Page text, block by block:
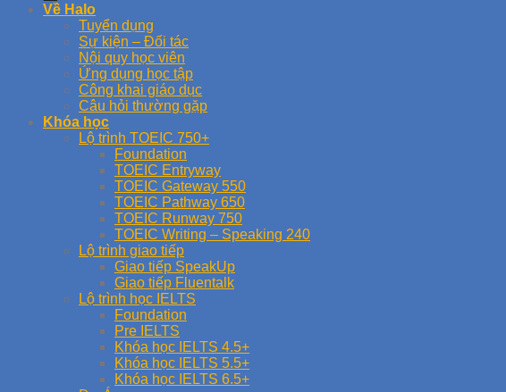
Về Halo
Tuyển dụng
Sự kiện – Đối tác
Nội quy học viên
Ứng dụng học tập
Công khai giáo dục
Câu hỏi thường gặp
Khóa học
Lộ trình TOEIC 750+
Foundation
TOEIC Entryway
TOEIC Gateway 550
TOEIC Pathway 650
TOEIC Runway 750
TOEIC Writing – Speaking 240
Lộ trình giao tiếp
Giao tiếp SpeakUp
Giao tiếp Fluentalk
Lộ trình học IELTS
Foundation
Pre IELTS
Khóa học IELTS 4.5+
Khóa học IELTS 5.5+
Khóa học IELTS 6.5+